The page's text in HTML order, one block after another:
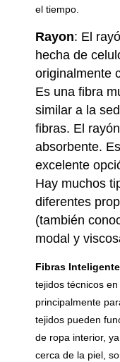
el tiempo.
Rayon: El
hecha de
originalmente
Es una fibra
similar a la
fibras. El
absorbente.
excelente
Hay muchos
diferentes
(también
modal y
Fibras
tejidos técnicos
principalmente
tejidos pueden
de ropa interior,
cerca de la piel,